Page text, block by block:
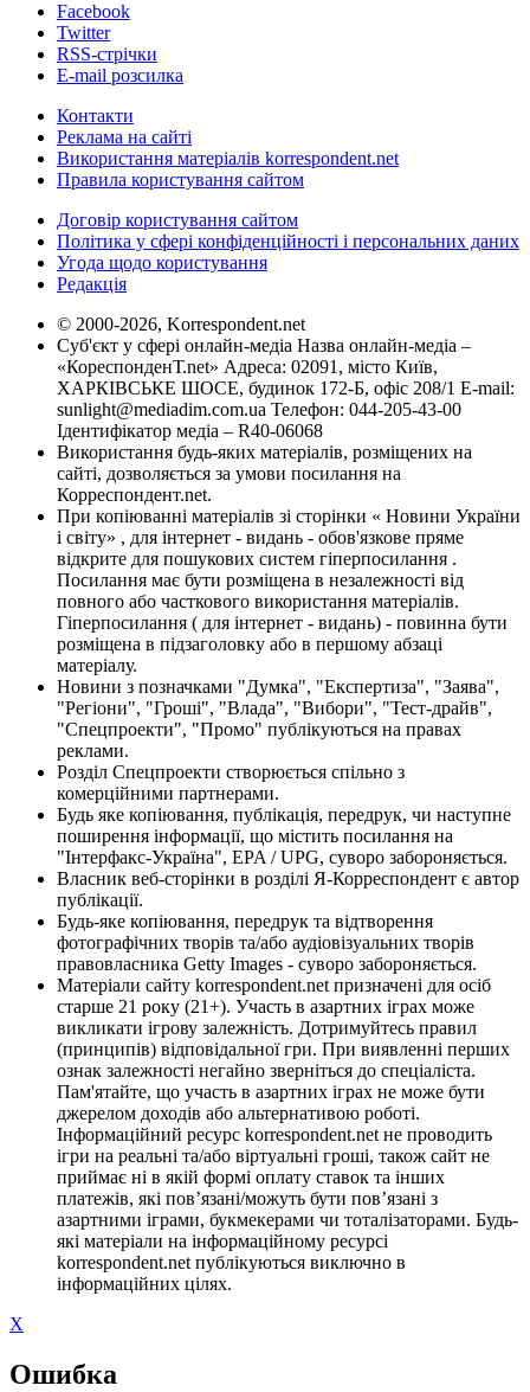
Facebook
Twitter
RSS-стрічки
E-mail розсилка
Контакти
Реклама на сайті
Використання матеріалів korrespondent.net
Правила користування сайтом
Договір користування сайтом
Політика у сфері конфіденційності і персональних даних
Угода щодо користування
Редакція
© 2000-2026, Korrespondent.net
Суб'єкт у сфері онлайн-медіа Назва онлайн-медіа –
«КореспонденТ.net» Адреса: 02091, місто Київ,
ХАРКІВСЬКЕ ШОСЕ, будинок 172-Б, офіс 208/1 E-mail:
sunlight@mediadim.com.ua Телефон: 044-205-43-00
Ідентифікатор медіа – R40-06068
Використання будь-яких матеріалів, розміщених на
сайті, дозволяється за умови посилання на
Корреспондент.net.
При копіюванні матеріалів зі сторінки « Новини України
і світу» , для інтернет - видань - обов'язкове пряме
відкрите для пошукових систем гіперпосилання .
Посилання має бути розміщена в незалежності від
повного або часткового використання матеріалів.
Гіперпосилання ( для інтернет - видань) - повинна бути
розміщена в підзаголовку або в першому абзаці
матеріалу.
Новини з позначками "Думка", "Експертиза", "Заява",
"Регіони", "Гроші", "Влада", "Вибори", "Тест-драйв",
"Спецпроекти", "Промо" публікуються на правах
реклами.
Розділ Спецпроекти створюється спільно з
комерційними партнерами.
Будь яке копіювання, публікація, передрук, чи наступне
поширення інформації, що містить посилання на
"Інтерфакс-Україна", EPA / UPG, суворо забороняється.
Власник веб-сторінки в розділі Я-Корреспондент є автор
публікації.
Будь-яке копіювання, передрук та відтворення
фотографічних творів та/або аудіовізуальних творів
правовласника Getty Images - суворо забороняється.
Матеріали сайту korrespondent.net призначені для осіб
старше 21 року (21+). Участь в азартних іграх може
викликати ігрову залежність. Дотримуйтесь правил
(принципів) відповідальної гри. При виявленні перших
ознак залежності негайно зверніться до спеціаліста.
Пам'ятайте, що участь в азартних іграх не може бути
джерелом доходів або альтернативою роботі.
Інформаційний ресурс korrespondent.net не проводить
ігри на реальні та/або віртуальні гроші, також сайт не
приймає ні в якій формі оплату ставок та інших
платежів, які пов’язані/можуть бути пов’язані з
азартними іграми, букмекерами чи тоталізаторами. Будь-
які матеріали на інформаційному ресурсі
korrespondent.net публікуються виключно в
інформаційних цілях.
X
Ошибка